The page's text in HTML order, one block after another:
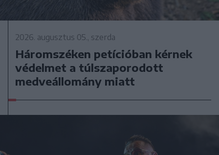
2026. augusztus 05., szerda
Háromszéken petícióban kérnek
védelmet a túlszaporodott
medveállomány miatt